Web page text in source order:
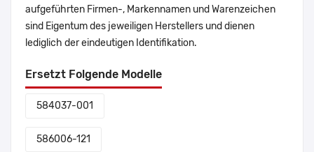
aufgeführten Firmen-, Markennamen und Warenzeichen
sind Eigentum des jeweiligen Herstellers und dienen
lediglich der eindeutigen Identifikation.
Ersetzt Folgende Modelle
584037-001
586006-121